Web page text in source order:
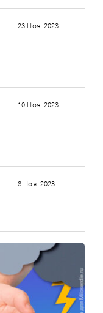
23 Ноя. 2023
10 Ноя. 2023
8 Ноя. 2023